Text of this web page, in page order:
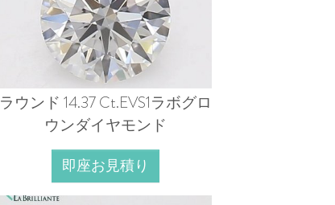
ラウンド 14.37 Ct.EVS1ラボグロ
ウンダイヤモンド
即座お見積り